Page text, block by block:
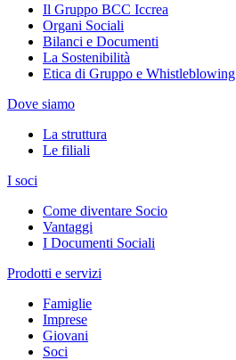
Il Gruppo BCC Iccrea
Organi Sociali
Bilanci e Documenti
La Sostenibilità
Etica di Gruppo e Whistleblowing
Dove siamo
La struttura
Le filiali
I soci
Come diventare Socio
Vantaggi
I Documenti Sociali
Prodotti e servizi
Famiglie
Imprese
Giovani
Soci